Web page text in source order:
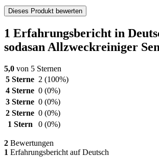
Dieses Produkt bewerten
1 Erfahrungsbericht in
sodasan Allzweckreiniger
5,0 von 5 Sternen
5 Sterne 2 (100%)
4 Sterne 0 (0%)
3 Sterne 0 (0%)
2 Sterne 0 (0%)
1 Stern
0 (0%)
2 Bewertungen
1 Erfahrungsbericht auf Deutsch